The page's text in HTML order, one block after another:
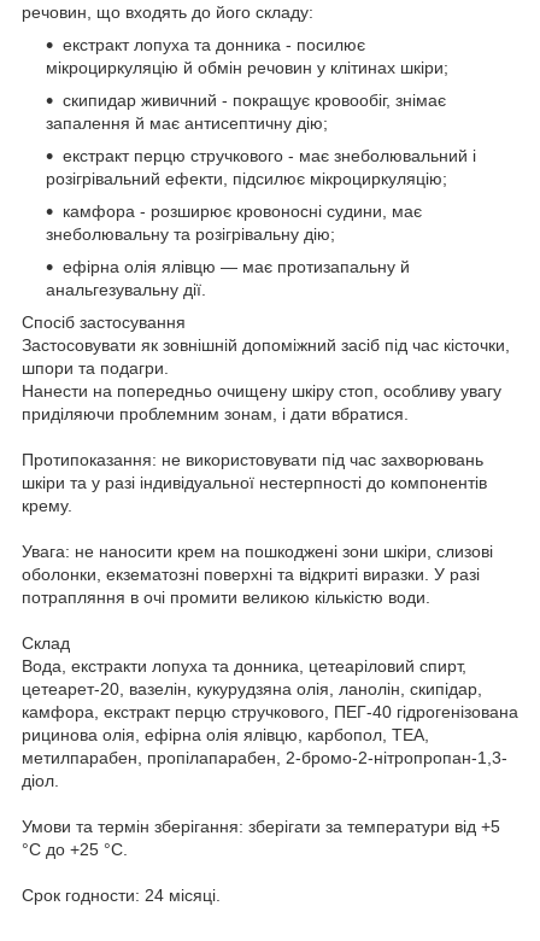
речовин, що входять до його складу:
екстракт лопуха та донника - посилює
мікроциркуляцію й обмін речовин у клітинах шкіри;
скипидар живичний - покращує кровообіг, знімає
запалення й має антисептичну дію;
екстракт перцю стручкового - має знеболювальний і
розігрівальний ефекти, підсилює мікроциркуляцію;
камфора - розширює кровоносні судини, має
знеболювальну та розігрівальну дію;
ефірна олія ялівцю — має протизапальну й
анальгезувальну дії.
Спосіб застосування
Застосовувати як зовнішній допоміжний засіб під час кісточки,
шпори та подагри.
Нанести на попередньо очищену шкіру стоп, особливу увагу
приділяючи проблемним зонам, і дати вбратися.
Протипоказання: не використовувати під час захворювань
шкіри та у разі індивідуальної нестерпності до компонентів
крему.
Увага: не наносити крем на пошкоджені зони шкіри, слизові
оболонки, екзематозні поверхні та відкриті виразки. У разі
потрапляння в очі промити великою кількістю води.
Склад
Вода, екстракти лопуха та донника, цетеаріловий спирт,
цетеарет-20, вазелін, кукурудзяна олія, ланолін, скипідар,
камфора, екстракт перцю стручкового, ПЕГ-40 гідрогенізована
рицинова олія, ефірна олія ялівцю, карбопол, ТЕА,
метилпарабен, пропілапарабен, 2-бромо-2-нітропропан-1,3-
діол.
Умови та термін зберігання: зберігати за температури від +5
°C до +25 °C.
Срок годности: 24 місяці.